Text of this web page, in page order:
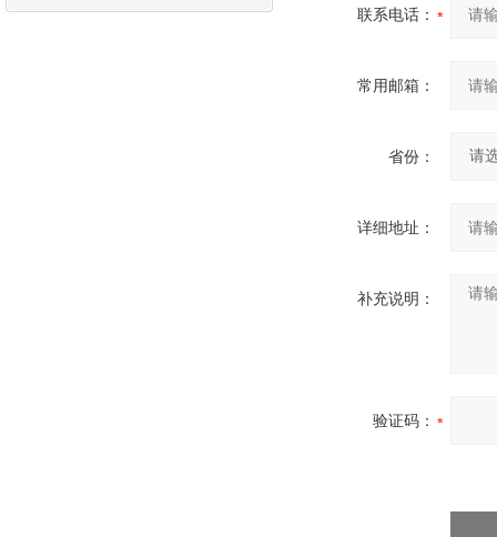
联系电话：
常用邮箱：
省份：
详细地址：
补充说明：
验证码：